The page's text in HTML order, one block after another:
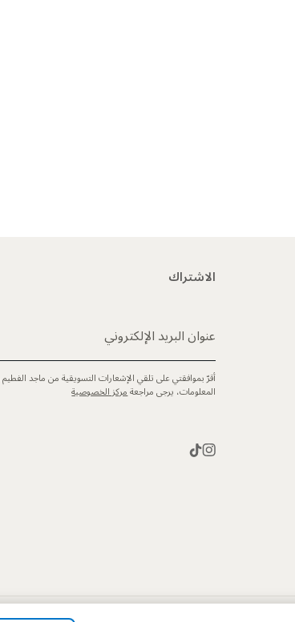
الاشتراك
عنوان البريد الإلكتروني
أقرّ بموافقتي على تلقي الإشعارات التسويقية من ماجد
المعلومات، يرجى مراجعةمركز الخصوصية